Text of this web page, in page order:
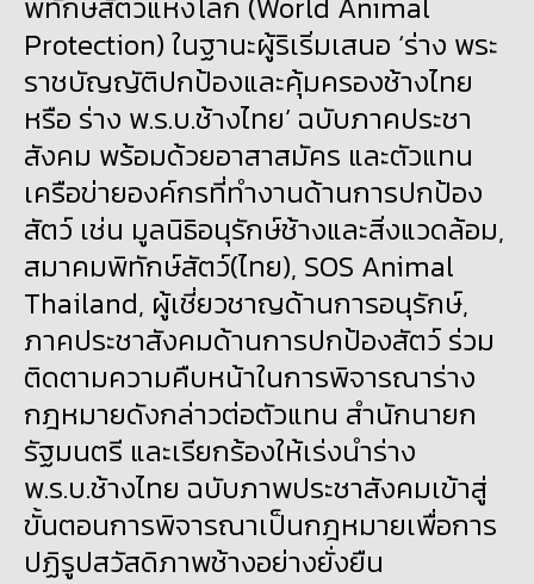
Protection) ในฐานะผู้ริเริ่มเสนอ ‘ร่าง พระ
ราชบัญญัติปกป้องและคุ้มครองช้างไทย
หรือ ร่าง พ.ร.บ.ช้างไทย’ ฉบับภาคประชา
สังคม พร้อมด้วยอาสาสมัคร และตัวแทน
เครือข่ายองค์กรที่ทำงานด้านการปกป้อง
สัตว์ เช่น มูลนิธิอนุรักษ์ช้างและสิ่งแวดล้อม,
สมาคมพิทักษ์สัตว์(ไทย), SOS Animal
Thailand, ผู้เชี่ยวชาญด้านการอนุรักษ์,
ภาคประชาสังคมด้านการปกป้องสัตว์ ร่วม
ติดตามความคืบหน้าในการพิจารณาร่าง
กฎหมายดังกล่าวต่อตัวแทน สำนักนายก
รัฐมนตรี และเรียกร้องให้เร่งนำร่าง
พ.ร.บ.ช้างไทย ฉบับภาพประชาสังคมเข้าสู่
ขั้นตอนการพิจารณาเป็นกฎหมายเพื่อการ
ปฏิรูปสวัสดิภาพช้างอย่างยั่งยืน